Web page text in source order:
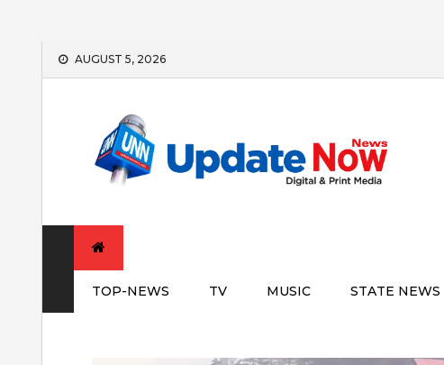
AUGUST 5, 2026
TOP-NEWS TV MUSIC STATE NEWS